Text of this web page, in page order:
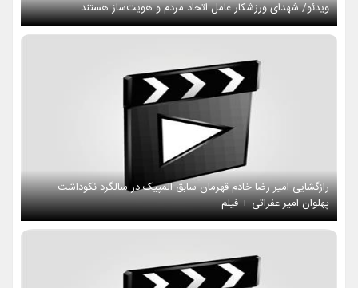
ویدئو/ شهدای ورزشکار عامل اتحاد مردم و هویت‌ساز هستند
رازگشایی امیر رضا خادم قهرمان سابق المپیک در سالگرد نکوداشت
پهلوان امیر عفراتی + فیلم